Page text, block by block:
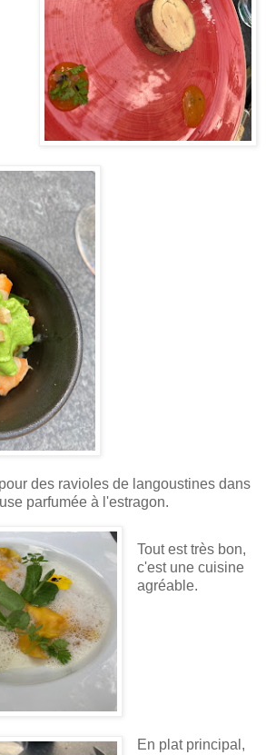
des ravioles de langoustines dans
parfumée à l'estragon.
Tout est très bon,
c'est une cuisine
agréable.
En plat principal,